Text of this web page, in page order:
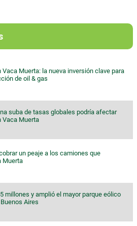
Vaca Muerta: la nueva inversión clave para
de oil & gas
suba de tasas globales podría afectar
Vaca Muerta
un peaje a los camiones que
Muerta
millones y amplió el mayor parque eólico
Aires